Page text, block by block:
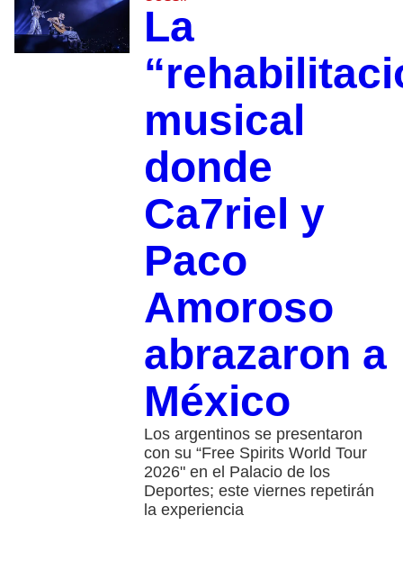
La
musical
donde
Ca7riel y
Paco
Amoroso
abrazaron a
México
Los argentinos se presentaron
con su “Free Spirits World Tour
2026" en el Palacio de los
Deportes; este viernes repetirán
la experiencia